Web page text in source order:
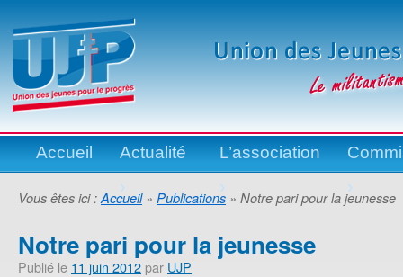
Accueil
Actualité
›
L’association
›
›
Vous êtes ici :Accueil» Publications » Notre pari pour la jeunesse
Notre pari pour la jeunesse
Publié le 11 juin 2012 par UJP